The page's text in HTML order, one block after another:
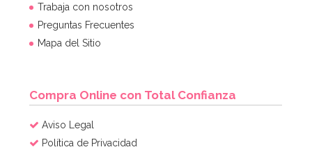
Trabaja con nosotros
Preguntas Frecuentes
Mapa del Sitio
Compra Online con Total Confianza
Aviso Legal
Política de Privacidad